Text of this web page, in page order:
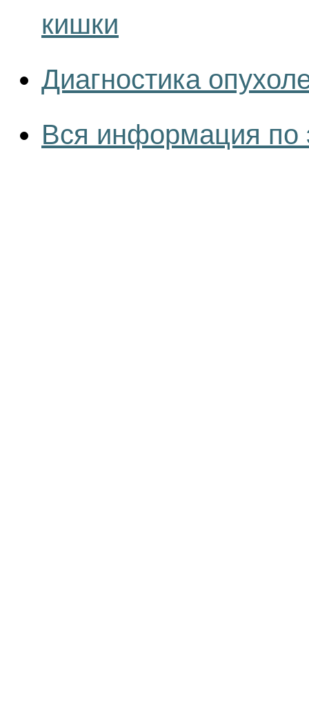
кишки
Диагностика
Вся информация по